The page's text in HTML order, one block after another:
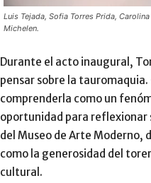
Luis Tejada, Sofia Torres Prida,
Michelen.
Durante el acto inaugural,
pensar sobre la
comprenderla como un
oportunidad para reflexionar
del Museo de Arte Moderno,
como la generosidad del
cultural.